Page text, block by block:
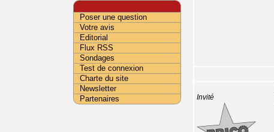
Invité
Poser une question
Votre avis
Editorial
Flux RSS
Sondages
Test de connexion
Charte du site
Newsletter
Partenaires